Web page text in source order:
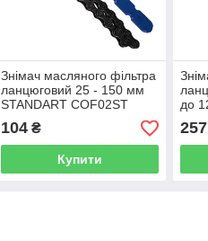
Знімач масляного фільтра
ланцюговий 25 - 150 мм
STANDART COF02ST
104₴
Купити
до
257